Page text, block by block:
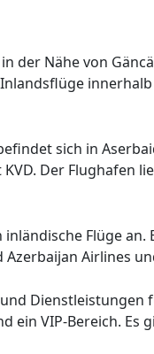
der Nähe von
sich in
Der Flughafen
Flüge an.
Airlines
Dienstleistungen
ein VIP-Bereich. Es